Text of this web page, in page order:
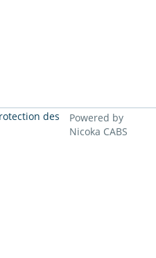
des
Powered by
Nicoka CABS